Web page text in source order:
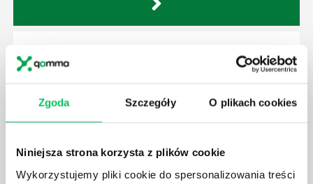
Zgoda Szczegóły O plikach cookies
Niniejsza strona korzysta z plików cookie
Wykorzystujemy pliki cookie do spersonalizowania treści
Prawo wodne to dość skomplikowane prawo w
polega? Kogo w zasadzie obowiązuje? Jak wygląda